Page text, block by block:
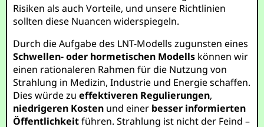
Risiken als auch Vorteile, und unsere Richtlinien
sollten diese Nuancen widerspiegeln.
Durch die Aufgabe des LNT-Modells zugunsten eines
Schwellen- oder hormetischen Modells können wir
einen rationaleren Rahmen für die Nutzung von
Strahlung in Medizin, Industrie und Energie schaffen.
Dies würde zueffektiveren Regulierungen,
niedrigeren Kosten und einer besser informierten
Öffentlichkeitführen. Strahlung ist nicht der Feind –